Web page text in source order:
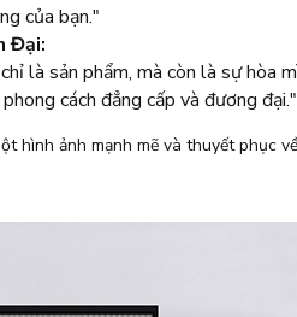
của bạn."
Đại:
là sản phẩm, mà còn là sự hòa
cách đẳng cấp và đương đại."
hình ảnh mạnh mẽ và thuyết phục